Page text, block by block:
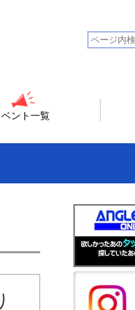
ント一覧